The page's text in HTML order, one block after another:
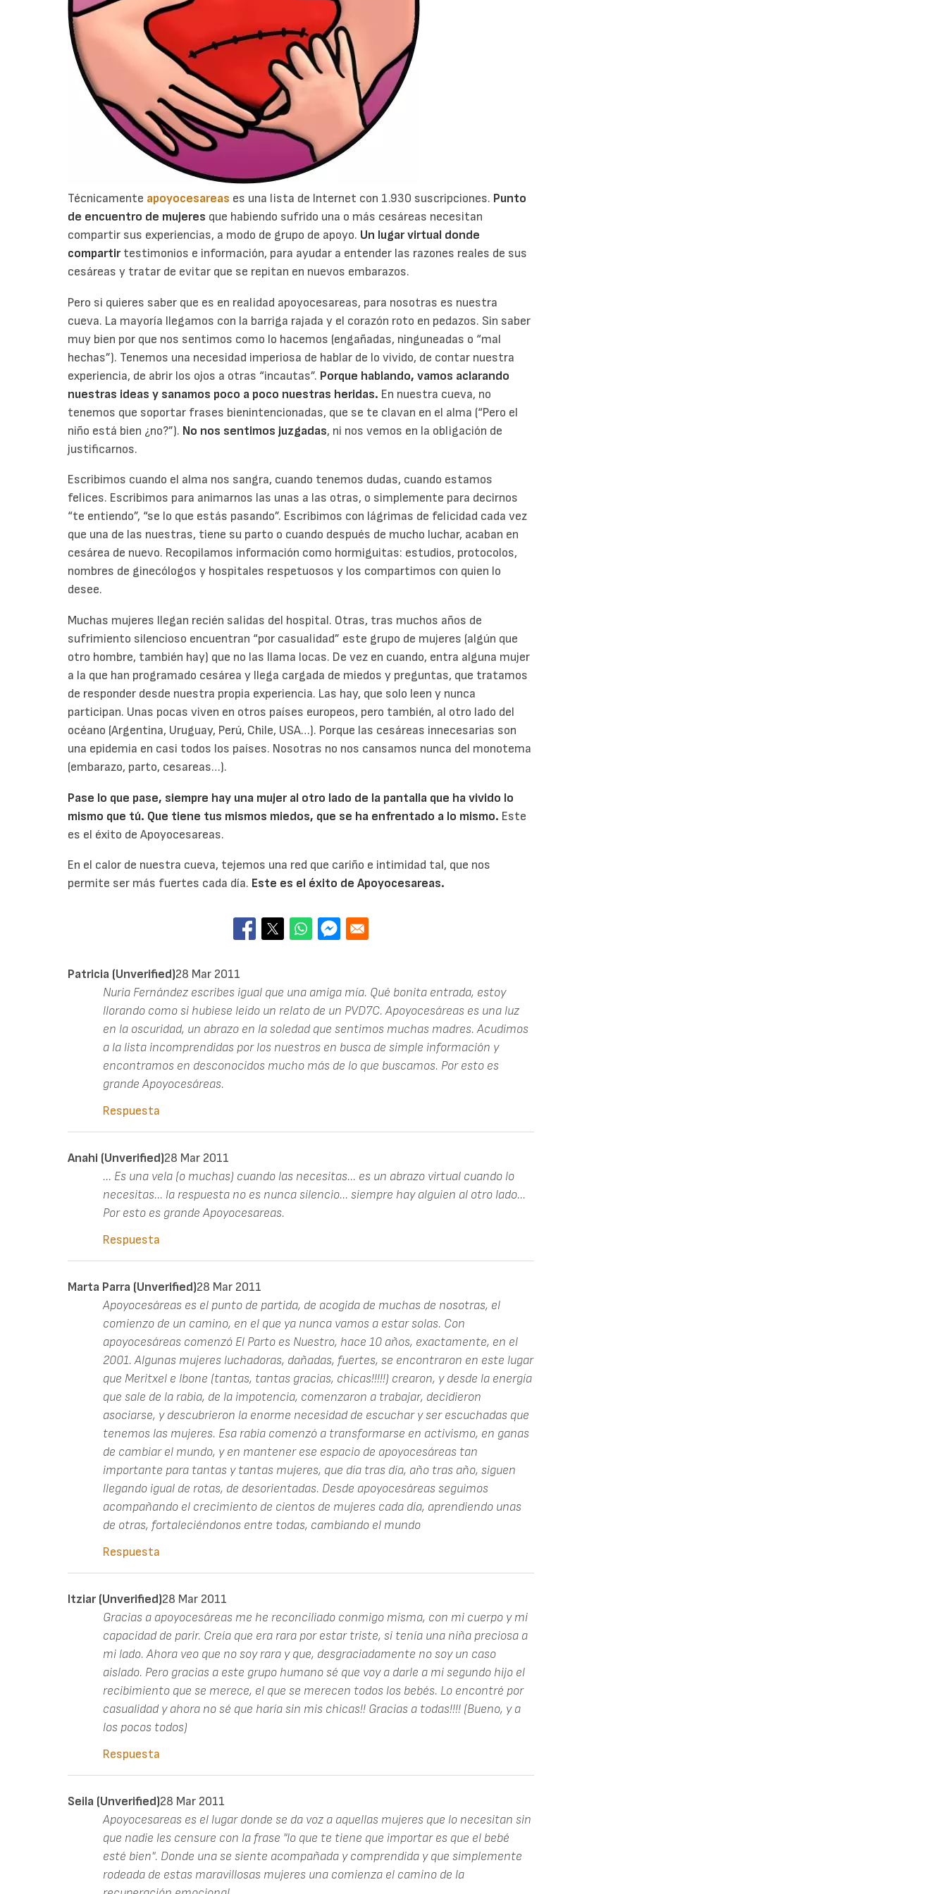
Técnicamente apoyocesareas es una lista de Internet con 1.930 suscripciones. Punto
de encuentro de mujeres que habiendo sufrido una o más cesáreas necesitan
compartir sus experiencias, a modo de grupo de apoyo. Un lugar virtual donde
compartir testimonios e información, para ayudar a entender las razones reales de sus
cesáreas y tratar de evitar que se repitan en nuevos embarazos.
Pero si quieres saber que es en realidad apoyocesareas, para nosotras es nuestra
cueva. La mayoría llegamos con la barriga rajada y el corazón roto en pedazos. Sin saber
muy bien por que nos sentimos como lo hacemos (engañadas, ninguneadas o “mal
hechas”). Tenemos una necesidad imperiosa de hablar de lo vivido, de contar nuestra
experiencia, de abrir los ojos a otras “incautas”. Porque hablando, vamos aclarando
nuestras ideas y sanamos poco a poco nuestras heridas. En nuestra cueva, no
tenemos que soportar frases bienintencionadas, que se te clavan en el alma (“Pero el
niño está bien ¿no?”). No nos sentimos juzgadas, ni nos vemos en la obligación de
justificarnos.
Escribimos cuando el alma nos sangra, cuando tenemos dudas, cuando estamos
felices. Escribimos para animarnos las unas a las otras, o simplemente para decirnos
“te entiendo”, “se lo que estás pasando”. Escribimos con lágrimas de felicidad cada vez
que una de las nuestras, tiene su parto o cuando después de mucho luchar, acaban en
cesárea de nuevo. Recopilamos información como hormiguitas: estudios, protocolos,
nombres de ginecólogos y hospitales respetuosos y los compartimos con quien lo
desee.
Muchas mujeres llegan recién salidas del hospital. Otras, tras muchos años de
sufrimiento silencioso encuentran “por casualidad” este grupo de mujeres (algún que
otro hombre, también hay) que no las llama locas. De vez en cuando, entra alguna mujer
a la que han programado cesárea y llega cargada de miedos y preguntas, que tratamos
de responder desde nuestra propia experiencia. Las hay, que solo leen y nunca
participan. Unas pocas viven en otros países europeos, pero también, al otro lado del
océano (Argentina, Uruguay, Perú, Chile, USA…). Porque las cesáreas innecesarias son
una epidemia en casi todos los países. Nosotras no nos cansamos nunca del monotema
(embarazo, parto, cesareas…).
Pase lo que pase, siempre hay una mujer al otro lado de la pantalla que ha vivido lo
mismo que tú. Que tiene tus mismos miedos, que se ha enfrentado a lo mismo. Este
es el éxito de Apoyocesareas.
En el calor de nuestra cueva, tejemos una red que cariño e intimidad tal, que nos
permite ser más fuertes cada día. Este es el éxito de Apoyocesareas.
Patricia (unverified)28 Mar 2011
Nuria Fernández escribes igual que una amiga mía. Qué bonita entrada, estoy
llorando como si hubiese leído un relato de un PVD7C. Apoyocesáreas es una luz
en la oscuridad, un abrazo en la soledad que sentimos muchas madres. Acudimos
a la lista incomprendidas por los nuestros en busca de simple información y
encontramos en desconocidos mucho más de lo que buscamos. Por esto es
grande Apoyocesáreas.
Respuesta
Anahi (unverified)28 Mar 2011
... Es una vela (o muchas) cuando las necesitas... es un abrazo virtual cuando lo
necesitas... la respuesta no es nunca silencio... siempre hay alguien al otro lado...
Por esto es grande Apoyocesareas.
Respuesta
Marta Parra (unverified)28 Mar 2011
Apoyocesáreas es el punto de partida, de acogida de muchas de nosotras, el
comienzo de un camino, en el que ya nunca vamos a estar solas. Con
apoyocesáreas comenzó El Parto es Nuestro, hace 10 años, exactamente, en el
2001. Algunas mujeres luchadoras, dañadas, fuertes, se encontraron en este lugar
que Meritxel e Ibone (tantas, tantas gracias, chicas!!!!!) crearon, y desde la energía
que sale de la rabia, de la impotencia, comenzaron a trabajar, decidieron
asociarse, y descubrieron la enorme necesidad de escuchar y ser escuchadas que
tenemos las mujeres. Esa rabia comenzó a transformarse en activismo, en ganas
de cambiar el mundo, y en mantener ese espacio de apoyocesáreas tan
importante para tantas y tantas mujeres, que día tras día, año tras año, siguen
llegando igual de rotas, de desorientadas. Desde apoyocesáreas seguimos
acompañando el crecimiento de cientos de mujeres cada día, aprendiendo unas
de otras, fortaleciéndonos entre todas, cambiando el mundo
Respuesta
Itziar (unverified)28 Mar 2011
Gracias a apoyocesáreas me he reconciliado conmigo misma, con mi cuerpo y mi
capacidad de parir. Creía que era rara por estar triste, si tenía una niña preciosa a
mi lado. Ahora veo que no soy rara y que, desgraciadamente no soy un caso
aislado. Pero gracias a este grupo humano sé que voy a darle a mi segundo hijo el
recibimiento que se merece, el que se merecen todos los bebés. Lo encontré por
casualidad y ahora no sé que haría sin mis chicas!! Gracias a todas!!!! (Bueno, y a
los pocos todos)
Respuesta
Seila (unverified)28 Mar 2011
Apoyocesareas es el lugar donde se da voz a aquellas mujeres que lo necesitan sin
que nadie les censure con la frase "lo que te tiene que importar es que el bebé
esté bien". Donde una se siente acompañada y comprendida y que simplemente
rodeada de estas maravillosas mujeres una comienza el camino de la